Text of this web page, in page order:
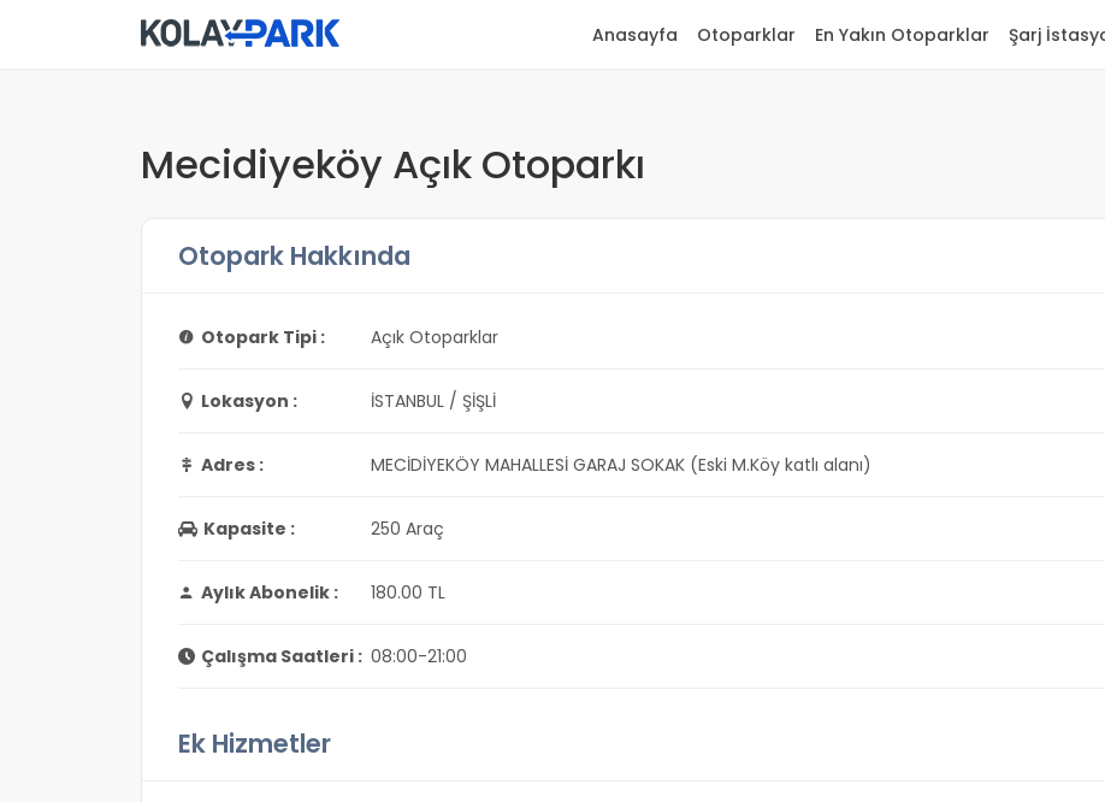
Anasayfa Otoparklar En Yakın Otoparklar Şarj
Mecidiyeköy Açık Otoparkı
Otopark Hakkında
Otopark Tipi : Açık Otoparklar
Lokasyon : İSTANBUL / ŞİŞLİ
Adres : MECİDİYEKÖY MAHALLESİ GARAJ SOKAK (Eski M.Köy katlı alanı)
Kapasite : 250 Araç
Aylık Abonelik : 180.00 TL
Çalışma Saatleri : 08:00-21:00
Ek Hizmetler